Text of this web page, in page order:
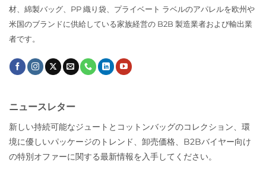
材、綿製バッグ、PP 織り袋、プライベート ラベルのアパレルを欧州や
米国のブランドに供給している家族経営の B2B 製造業者および輸出業
者です。
ニュースレター
新しい持続可能なジュートとコットンバッグのコレクション、環
境に優しいパッケージのトレンド、卸売価格、B2Bバイヤー向け
の特別オファーに関する最新情報を入手してください。